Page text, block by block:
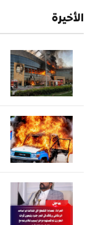
الأخيرة